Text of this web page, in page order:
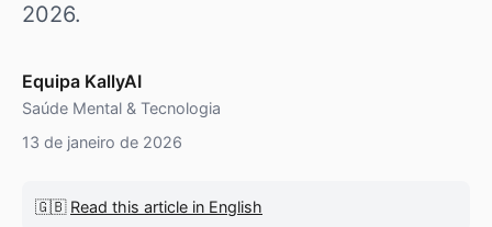
2026.
Equipa KallyAI
Saúde Mental & Tecnologia
13 de janeiro de 2026
🇬🇧 Read this article in English